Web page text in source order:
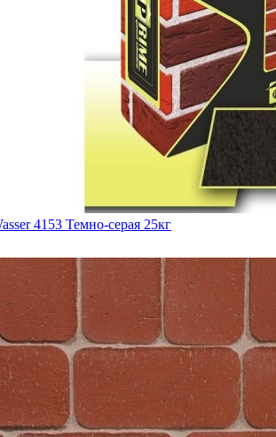
4153 Темно-серая 25кг